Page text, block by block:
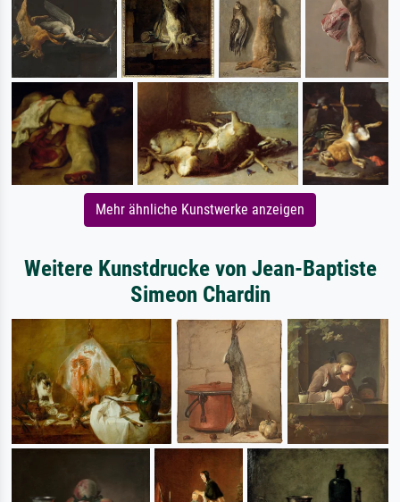
Mehr ähnliche Kunstwerke anzeigen
Weitere Kunstdrucke von Jean-Baptiste
Simeon Chardin